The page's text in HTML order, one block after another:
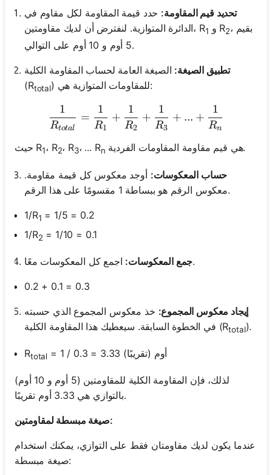
تحديد قيم المقاومة: حدد قيمة المقاومة لكل مقاوم في
الدائرة المتوازية. لنفترض أن لديك مقاومتين، R1 و R2، بقيم
5 أوم و 10 أوم على التوالي.
تطبيق الصيغة: الصيغة العامة لحساب المقاومة الكلية
(Rtotal ) للمقاومات المتوازية هي:
\frac{1}{R_{total}} =
Rtotal
1
=
R1
1
+
R2
1
+
R3
1
+ ... +
Rn
1
حيث R1، R2، R3، ... Rn هي قيم مقاومة المقاومات الفردية.
حساب المعكوسات: أوجد معكوس كل قيمة مقاومة.
معكوس الرقم هو ببساطة 1 مقسومًا على هذا الرقم.
1/R1 = 1/5 = 0.2
1/R2 = 1/10 = 0.1
جمع المعكوسات:اجمع كل المعكوسات معًا.
0.2 + 0.1 = 0.3
إيجاد معكوس المجموع: خذ معكوس المجموع الذي حسبته
في الخطوة السابقة. سيعطيك هذا المقاومة الكلية (Rtotal).
Rtotal = 1 / 0.3 = 3.33 أوم (تقريبًا)
لذلك، فإن المقاومة الكلية للمقاومتين (5 أوم و 10 أوم)
بالتوازي هي 3.33 أوم تقريبًا.
صيغة مبسطة لمقاومتين:
عندما يكون لديك مقاومتان فقط على التوازي، يمكنك استخدام
صيغة مبسطة: